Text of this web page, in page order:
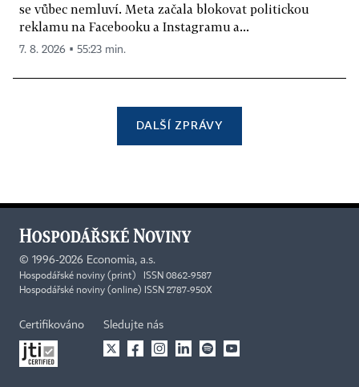
se vůbec nemluví. Meta začala blokovat politickou
reklamu na Facebooku a Instagramu a...
7. 8. 2026 ▪ 55:23 min.
DALŠÍ ZPRÁVY
© 1996-2026 Economia, a.s.
Hospodářské noviny (print) ISSN 0862-9587
Hospodářské noviny (online) ISSN 2787-950X
Certifikováno Sledujte nás